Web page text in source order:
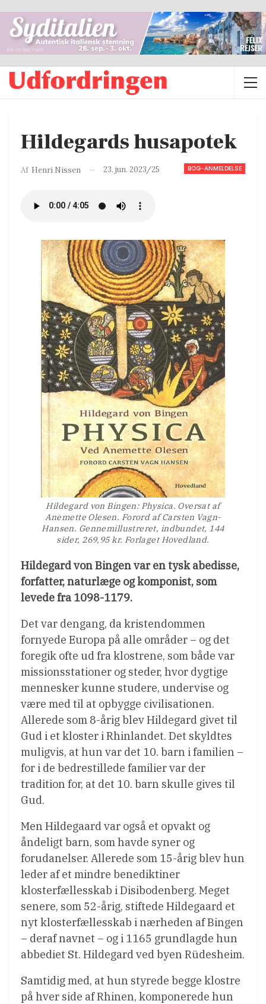
Hildegards husapotek
BOG-ANMELDELSE
Af Henri Nissen 23. jun. 2023/25
Hildegard von Bingen: Physica. Oversat af
Anemette Olesen. Forord af Carsten Vagn-
Hansen. Gennemillustreret, indbundet, 144
sider, 269,95 kr. Forlaget Hovedland.
Hildegard von Bingen var en tysk abedisse,
forfatter, naturlæge og komponist, som
levede fra 1098-1179.
Det var dengang, da kristendommen
fornyede Europa på alle områder – og det
foregik ofte ud fra klostrene, som både var
missionsstationer og steder, hvor dygtige
mennesker kunne studere, undervise og
være med til at opbygge civilisationen.
Allerede som 8-årig blev Hildegard givet til
Gud i et kloster i Rhinlandet. Det skyldtes
muligvis, at hun var det 10. barn i familien –
for i de bedrestillede familier var der
tradition for, at det 10. barn skulle gives til
Gud.
Men Hildegaard var også et opvakt og
åndeligt barn, som havde syner og
forudanelser. Allerede som 15-årig blev hun
leder af et mindre benediktiner
klosterfællesskab i Disibodenberg. Meget
senere, som 52-årig, stiftede Hildegaard et
nyt klosterfællesskab i nærheden af Bingen
– deraf navnet – og i 1165 grundlagde hun
abbediet St. Hildegard ved byen Rüdesheim.
Samtidig med, at hun styrede begge klostre
på hver side af Rhinen, komponerede hun